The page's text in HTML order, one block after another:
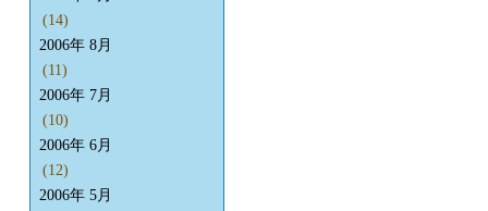
(14)
2006年 8月
(11)
2006年 7月
(10)
2006年 6月
(12)
2006年 5月